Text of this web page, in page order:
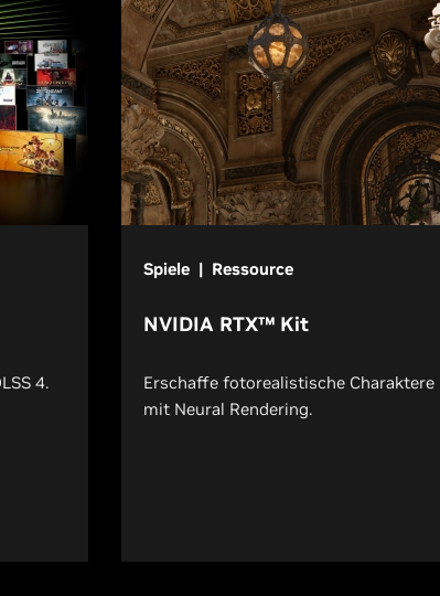
4.
Spiele | Ressource
NVIDIA RTX™ Kit
Erschaffe fotorealistische Charaktere
mit Neural Rendering.